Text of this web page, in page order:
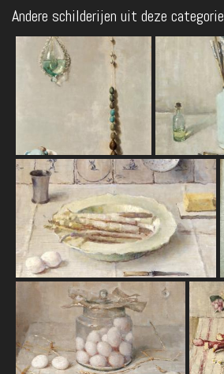
Andere schilderijen uit deze categorie